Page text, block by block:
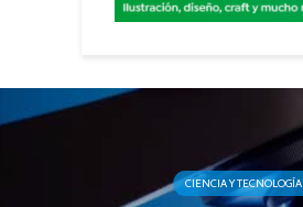
CIENCIA Y TECNOLOGÍA